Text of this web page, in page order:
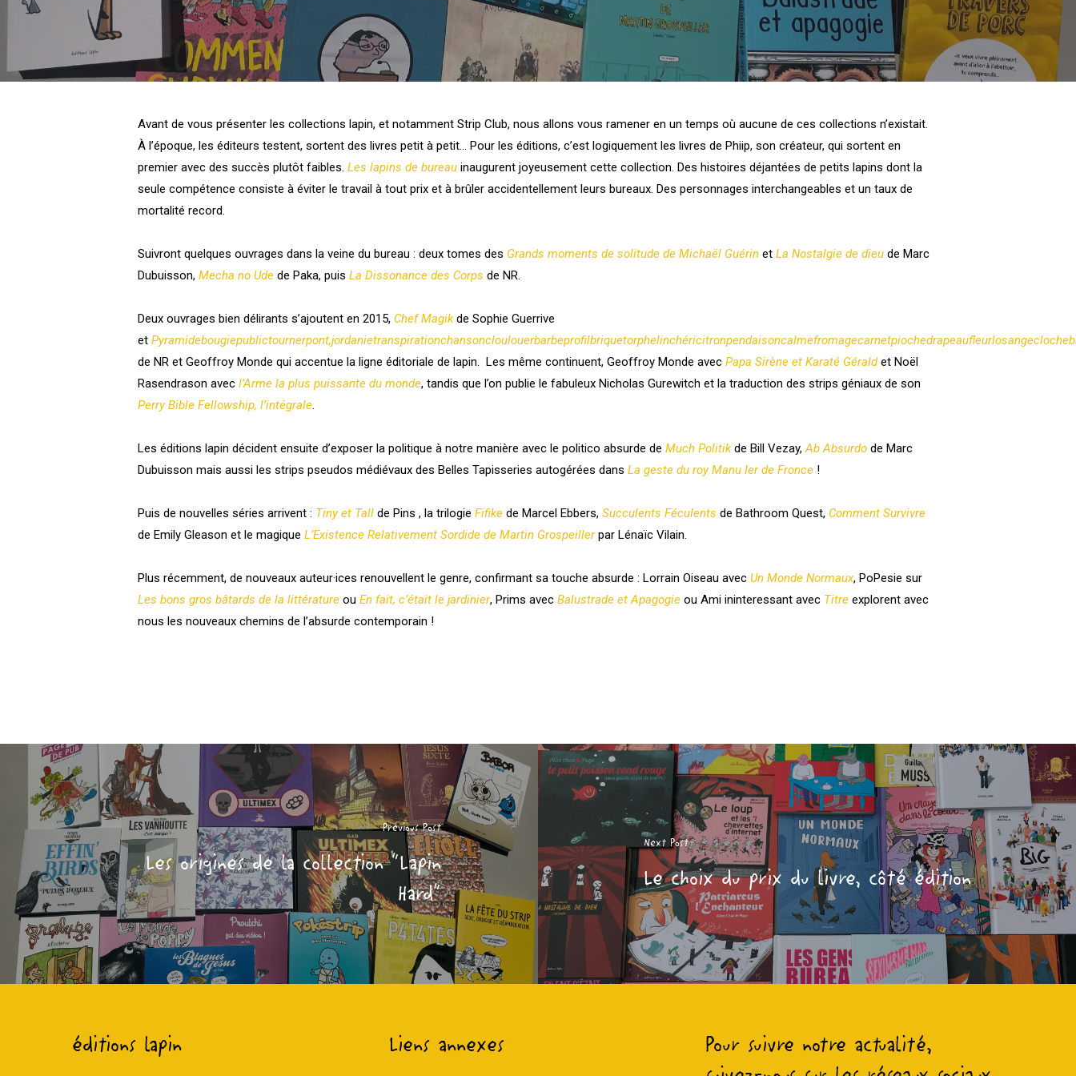
Avant de vous présenter les collections lapin, et notamment Strip Club, nous allons vous ramener en un temps où aucune de ces collections n’existait.
À l’époque, les éditeurs testent, sortent des livres petit à petit… Pour les éditions, c’est logiquement les livres de Phiip, son créateur, qui sortent en
premier avec des succès plutôt faibles.Les lapins de bureau inaugurent joyeusement cette collection. Des histoires déjantées de petits lapins dont la
seule compétence consiste à éviter le travail à tout prix et à brûler accidentellement leurs bureaux. Des personnages interchangeables et un taux de
mortalité record.
Suivront quelques ouvrages dans la veine du bureau : deux tomes des Grands moments de solitude de Michaël Guérin etLa Nostalgie de dieu de Marc
Dubuisson,Mecha no Ude de Paka, puisLa Dissonance des Corps de NR.
Deux ouvrages bien délirants s’ajoutent en 2015, Chef Magikde Sophie Guerrive
et
de NR et Geoffroy Monde qui accentue la ligne éditoriale de lapin.Les même continuent, Geoffroy Monde avecPapa Sirène et Karaté Géraldet Noël
Rasendrason avecl’Arme la plus puissante du monde, tandis que l’on publie le fabuleux Nicholas Gurewitch et la traduction des strips géniaux de son
Perry Bible Fellowship, l’intégrale.
Les éditions lapin décident ensuite d’exposer la politique à notre manière avec le politico absurde deMuch Politikde Bill Vezay,Ab Absurdo de Marc
Dubuisson mais aussi les strips pseudos médiévaux des Belles Tapisseries autogérées dansLa geste du roy Manu Ier de Fronce !
Puis de nouvelles séries arrivent : Tiny et Tall de Pins, la trilogieFifikede Marcel Ebbers,Succulents Féculents de Bathroom Quest, Comment Survivre
de Emily Gleason et le magiqueL’Existence Relativement Sordide de Martin Grospeillerpar Lénaïc Vilain.
Plus récemment, de nouveaux auteur·ices renouvellent le genre, confirmant sa touche absurde : Lorrain Oiseau avecUn Monde Normaux,PoPesie sur
Les bons gros bâtards de la littérature ouEn fait, c’était le jardinier, Prims avecBalustrade et Apagogie ou Amiininteressant avec Titre explorent avec
nous les nouveaux chemins de l’absurde contemporain !
Previous Post
Les origines de la collection "Lapin
Hard"
Next Post
Le choix du prix du livre, côté édition
éditions lapin Liens annexes
Pour suivre notre actualité,